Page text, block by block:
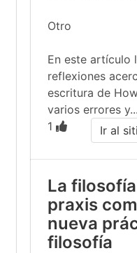
Otro
En este artículo
reflexiones
escritura de
varios errores y...
1
Ir al
La
praxis
nueva
filosofía